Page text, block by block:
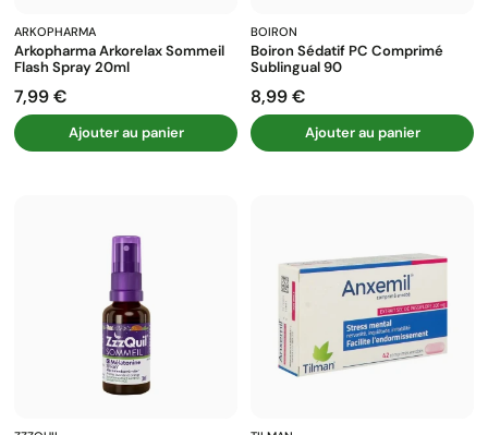
ARKOPHARMA
Arkopharma Arkorelax Sommeil
Flash Spray 20ml
Prix
7,99 €
Ajouter au panier
BOIRON
Boiron Sédatif PC Comprimé
Sublingual 90
Prix
8,99 €
Ajouter au panier